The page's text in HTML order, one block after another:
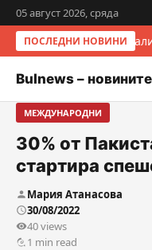
05 август 2026, сряда
ПОСЛЕДНИ НОВИНИ
Bulnews –
МЕЖДУНАРОДНИ
30% от
стартира
Мария Атанасова
30/08/2022
40 views
1 min read